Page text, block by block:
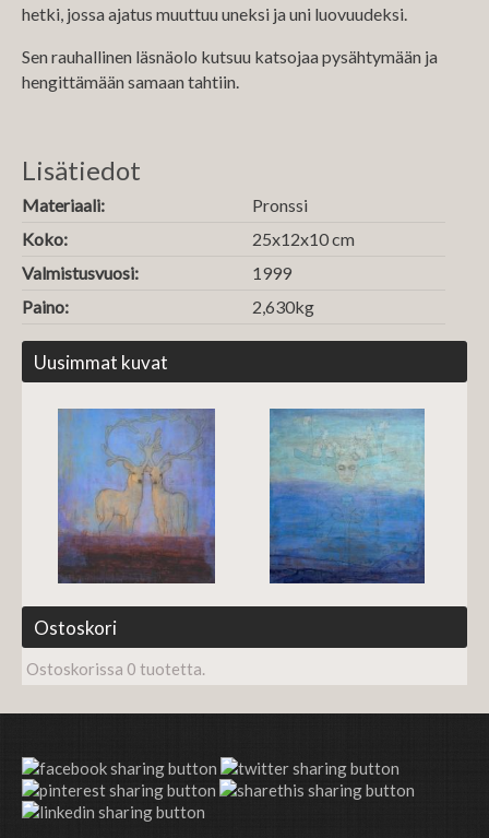
hetki, jossa ajatus muuttuu uneksi ja uni luovuudeksi.
Sen rauhallinen läsnäolo kutsuu katsojaa pysähtymään ja
hengittämään samaan tahtiin.
Lisätiedot
Materiaali:
Pronssi
Koko:
25x12x10 cm
Valmistusvuosi:
1999
Paino:
2,630kg
Uusimmat kuvat
Ostoskori
Ostoskorissa 0 tuotetta.